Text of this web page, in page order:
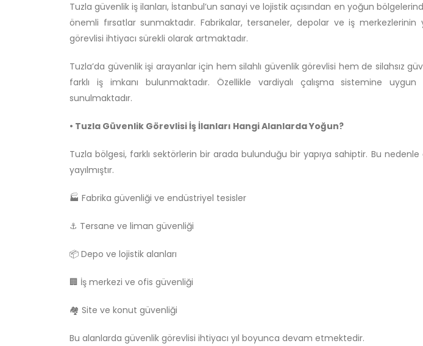
Tuzla güvenlik iş ilanları, İstanbul’un sanayi ve lojistik açısından en yoğun
önemli fırsatlar sunmaktadır. Fabrikalar, tersaneler, depolar ve iş
görevlisi ihtiyacı sürekli olarak artmaktadır.
Tuzla’da güvenlik işi arayanlar için hem silahlı güvenlik görevlisi hem de silahsız
farklı iş imkanı bulunmaktadır. Özellikle vardiyalı çalışma sistemine
sunulmaktadır.
• Tuzla Güvenlik Görevlisi İş İlanları Hangi Alanlarda Yoğun?
Tuzla bölgesi, farklı sektörlerin bir arada bulunduğu bir yapıya sahiptir. Bu
yayılmıştır.
🏭 Fabrika güvenliği ve endüstriyel tesisler
⚓ Tersane ve liman güvenliği
📦 Depo ve lojistik alanları
🏢 İş merkezi ve ofis güvenliği
🏘️ Site ve konut güvenliği
Bu alanlarda güvenlik görevlisi ihtiyacı yıl boyunca devam etmektedir.